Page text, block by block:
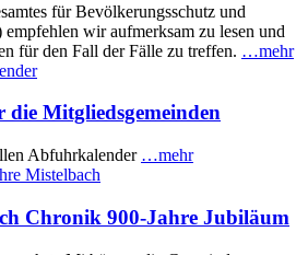
für Bevölkerungsschutz und
wir aufmerksam zu lesen und
für den Fall der Fälle zu treffen. …mehr
Mitgliedsgemeinden
Abfuhrkalender …mehr
Chronik 900-Jahre Jubiläum